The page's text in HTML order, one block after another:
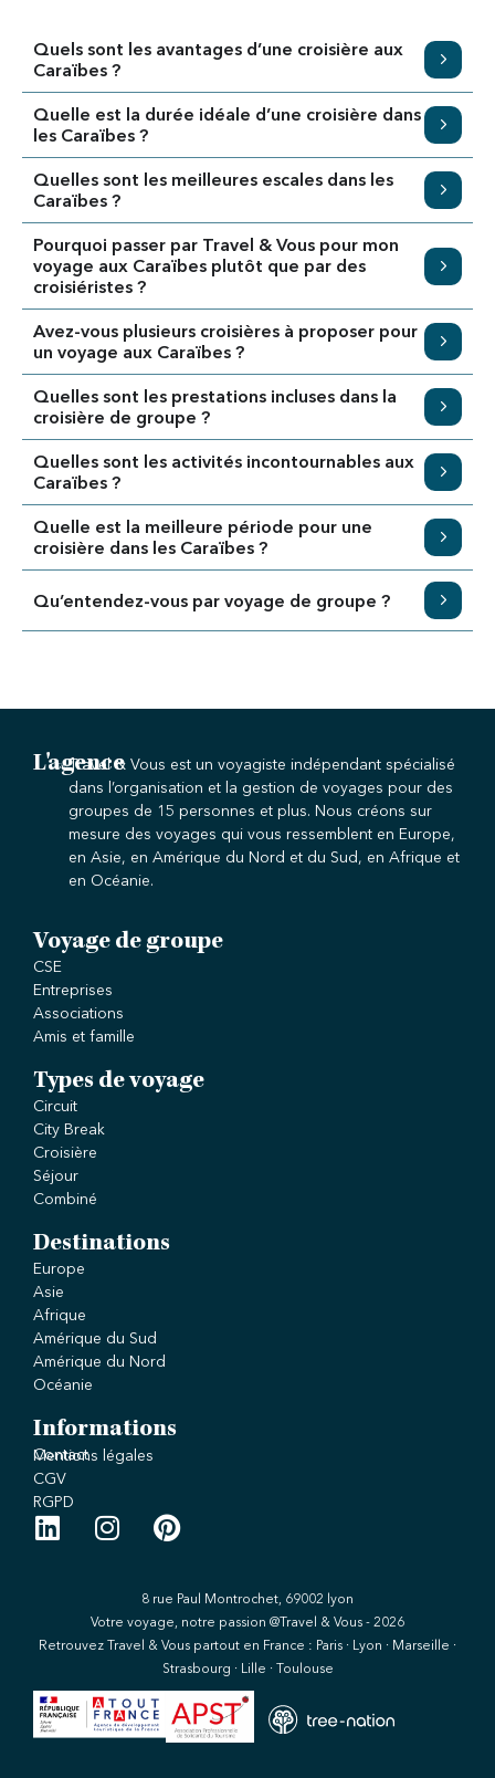
Quels sont les avantages d’une croisière aux
Caraïbes ?
Quelle est la durée idéale d’une croisière dans
les Caraïbes ?
Quelles sont les meilleures escales dans les
Caraïbes ?
Pourquoi passer par Travel & Vous pour mon
voyage aux Caraïbes plutôt que par des
croisiéristes ?
Avez-vous plusieurs croisières à proposer pour
un voyage aux Caraïbes ?
Quelles sont les prestations incluses dans la
croisière de groupe ?
Quelles sont les activités incontournables aux
Caraïbes ?
Quelle est la meilleure période pour une
croisière dans les Caraïbes ?
Qu’entendez-vous par voyage de groupe ?
L'agence
Travel & Vous est un voyagiste indépendant spécialisé
dans l’organisation et la gestion de voyages pour des
groupes de 15 personnes et plus. Nous créons sur
mesure des voyages qui vous ressemblent en Europe,
en Asie, en Amérique du Nord et du Sud, en Afrique et
en Océanie.
Voyage de groupe
CSE
Entreprises
Associations
Amis et famille
Types de voyage
Circuit
City Break
Croisière
Séjour
Combiné
Destinations
Europe
Asie
Afrique
Amérique du Sud
Amérique du Nord
Océanie
Informations
Contact
Mentions légales
CGV
RGPD
8 rue Paul Montrochet, 69002 lyon
Votre voyage, notre passion @Travel & Vous - 2026
Retrouvez Travel & Vous partout en France : Paris · Lyon · Marseille ·
Strasbourg · Lille · Toulouse